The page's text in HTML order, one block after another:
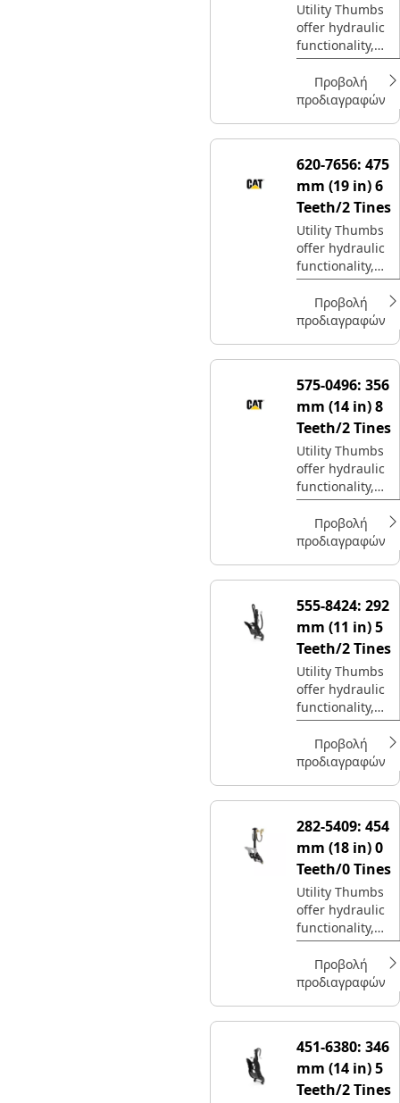
Utility Thumbs
offer hydraulic
functionality,
with maximum
interchangeabilit
y.
Προβολή
προδιαγραφών
620-7656: 475
mm (19 in) 6
Teeth/2 Tines
Utility Thumbs
offer hydraulic
functionality,
with maximum
interchangeabilit
y.
Προβολή
προδιαγραφών
575-0496: 356
mm (14 in) 8
Teeth/2 Tines
Utility Thumbs
offer hydraulic
functionality,
with maximum
interchangeabilit
y.
Προβολή
προδιαγραφών
555-8424: 292
mm (11 in) 5
Teeth/2 Tines
Utility Thumbs
offer hydraulic
functionality,
with maximum
interchangeabilit
y.
Προβολή
προδιαγραφών
282-5409: 454
mm (18 in) 0
Teeth/0 Tines
Utility Thumbs
offer hydraulic
functionality,
with maximum
interchangeabilit
y.
Προβολή
προδιαγραφών
451-6380: 346
mm (14 in) 5
Teeth/2 Tines